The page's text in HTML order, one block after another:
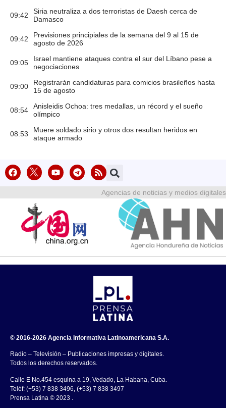
09:42
Siria neutraliza a dos terroristas de Daesh cerca de
Damasco
09:42
Previsiones principiales de la semana del 9 al 15 de
agosto de 2026
09:05
Israel mantiene ataques contra el sur del Líbano pese a
negociaciones
09:00
Registrarán candidaturas para comicios brasileños hasta
15 de agosto
08:54
Anisleidis Ochoa: tres medallas, un récord y el sueño
olímpico
08:53
Muere soldado sirio y otros dos resultan heridos en
ataque armado
Agencias de noticias y medios digitales
© 2016-2026 Agencia Informativa Latinoamericana S.A.
Radio – Televisión – Publicaciones impresas y digitales.
Todos los derechos reservados.
Calle E No.454 esquina a 19, Vedado, La Habana, Cuba.
Teléf: (+53) 7 838 3496, (+53) 7 838 3497
Prensa Latina © 2023 .